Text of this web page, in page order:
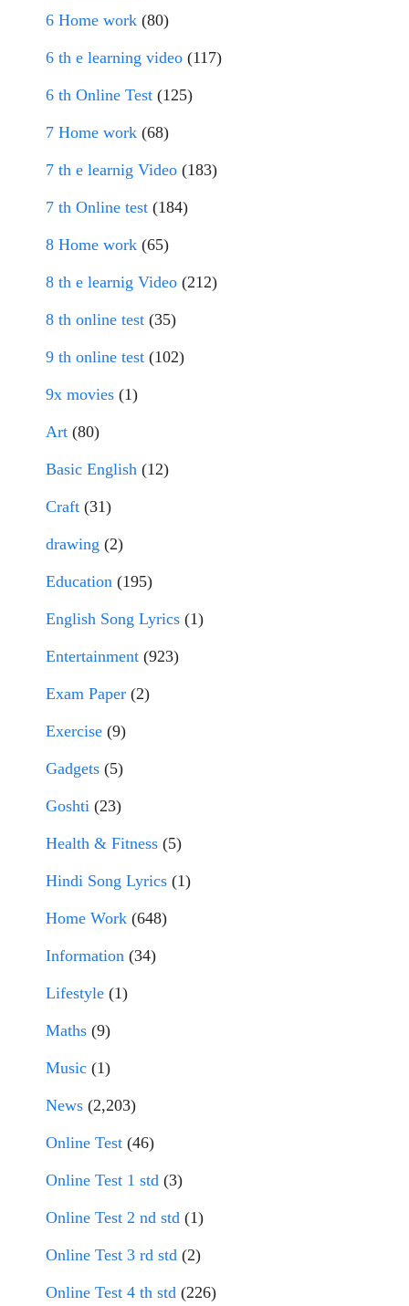
6 Home work (80)
6 th e learning video (117)
6 th Online Test (125)
7 Home work (68)
7 th e learnig Video (183)
7 th Online test (184)
8 Home work (65)
8 th e learnig Video (212)
8 th online test (35)
9 th online test (102)
9x movies (1)
Art (80)
Basic English (12)
Craft (31)
drawing (2)
Education (195)
English Song Lyrics (1)
Entertainment (923)
Exam Paper (2)
Exercise (9)
Gadgets (5)
Goshti (23)
Health & Fitness (5)
Hindi Song Lyrics (1)
Home Work (648)
Information (34)
Lifestyle (1)
Maths (9)
Music (1)
News (2,203)
Online Test (46)
Online Test 1 std (3)
Online Test 2 nd std (1)
Online Test 3 rd std (2)
Online Test 4 th std (226)